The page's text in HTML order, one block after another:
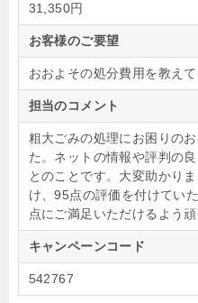
31,350円
お客様のご要望
おおよその処分費用を教え
担当のコメント
粗大ごみの処理にお困りの
た。ネットの情報や評判の
とのことです。大変助かり
け、95点の評価を付けてい
点にご満足いただけるよう頑
キャンペーンコード
542767